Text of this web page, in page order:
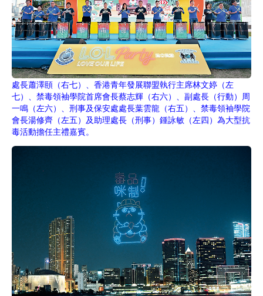
處長蕭澤頤（右七）、香港青年發展聯盟執行主席林文婷（左
七）、禁毒領袖學院首席會長蔡志輝（右六）、副處長（行動）周
一鳴（左六）、刑事及保安處處長葉雲龍（右五）、禁毒領袖學院
會長湯修齊（左五）及助理處長（刑事）鍾詠敏（左四）為大型抗
毒活動擔任主禮嘉賓。